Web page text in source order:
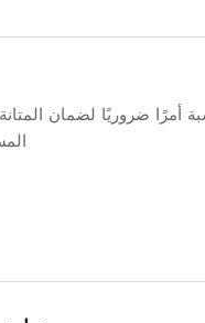
أمرًا ضروريًا لضمان